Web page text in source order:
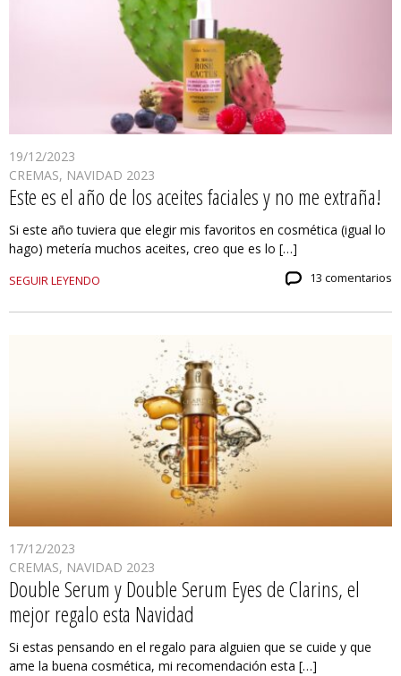
19/12/2023
CREMAS, NAVIDAD 2023
Este es el año de los aceites faciales y no me extraña!
Si este año tuviera que elegir mis favoritos en cosmética (igual lo
hago) metería muchos aceites, creo que es lo […]
SEGUIR LEYENDO 13 comentarios
17/12/2023
CREMAS, NAVIDAD 2023
Double Serum y Double Serum Eyes de Clarins, el
mejor regalo esta Navidad
Si estas pensando en el regalo para alguien que se cuide y que
ame la buena cosmética, mi recomendación esta […]